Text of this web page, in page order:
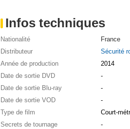
Infos techniques
Nationalité
France
Distributeur
Sécurité
Année de production
2014
Date de sortie DVD
-
Date de sortie Blu-ray
-
Date de sortie VOD
-
Type de film
Court-
Secrets de tournage
-